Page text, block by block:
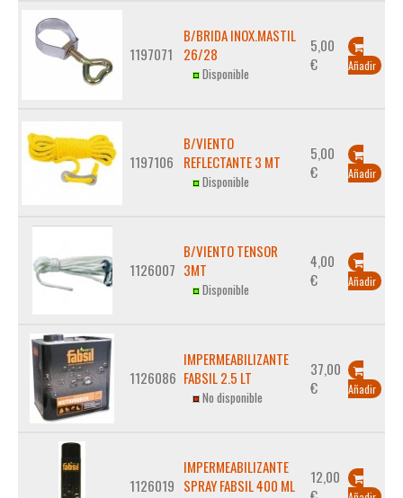
1197071
B/BRIDA INOX.MASTIL
26/28
Disponible
5,00
€
Añadir
1197106
B/VIENTO
REFLECTANTE 3 MT
Disponible
5,00
€
Añadir
1126007
B/VIENTO TENSOR
3MT
Disponible
4,00
€
Añadir
1126086
IMPERMEABILIZANTE
FABSIL 2.5 LT
No disponible
37,00
€
Añadir
1126019
IMPERMEABILIZANTE
SPRAY FABSIL 400 ML
12,00